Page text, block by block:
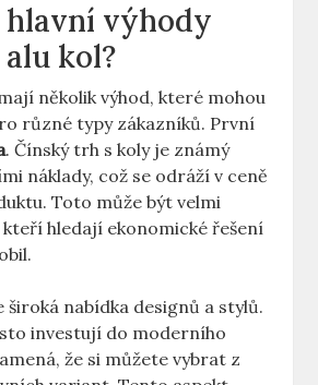
hlavní výhody
kol?
několik výhod, které mohou
různé typy zákazníků. První
. Čínský trh s koly je známý
náklady, což se odráží v ceně
Toto může být velmi
hledají ekonomické řešení
široká nabídka designů a stylů.
investují do moderního
že si můžete vybrat z